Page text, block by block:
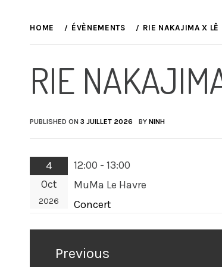
HOME ÉVÈNEMENTS RIE NAKAJIMA X LÊ
RIE
PUBLISHED ON3 JUILLET 2026 BYNINH
4
Oct
2026
12:00 - 13:00
MuMa Le Havre
Concert
Previous